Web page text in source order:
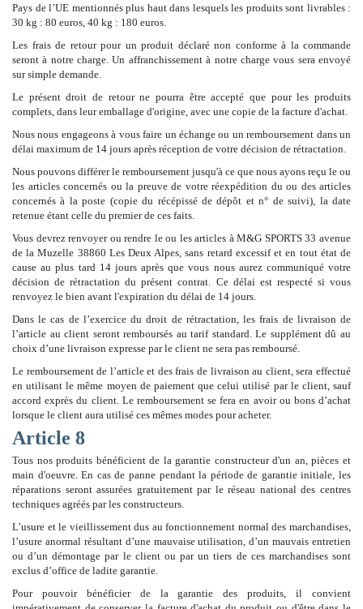
Pays de l’UE mentionnés plus haut dans lesquels les produits sont livrables :
30 kg : 80 euros, 40 kg : 180 euros.
Les frais de retour pour un produit déclaré non conforme à la commande
seront à notre charge. Un affranchissement à notre charge vous sera envoyé
sur simple demande.
Le présent droit de retour ne pourra être accepté que pour les produits
complets, dans leur emballage d'origine, avec une copie de la facture d'achat.
Nous nous engageons à vous faire un échange ou un remboursement dans un
délai maximum de 14 jours après réception de votre décision de rétractation.
Nous pouvons différer le remboursement jusqu'à ce que nous ayons reçu le ou
les articles concernés ou la preuve de votre réexpédition du ou des articles
concernés à la poste (copie du récépissé de dépôt et n° de suivi), la date
retenue étant celle du premier de ces faits.
Vous devrez renvoyer ou rendre le ou les articles à M&G SPORTS 33 avenue
de la Muzelle 38860 Les Deux Alpes, sans retard excessif et en tout état de
cause au plus tard 14 jours après que vous nous aurez communiqué votre
décision de rétractation du présent contrat. Ce délai est respecté si vous
renvoyez le bien avant l'expiration du délai de 14 jours.
Dans le cas de l’exercice du droit de rétractation, les frais de livraison de
l’article au client seront remboursés au tarif standard. Le supplément dû au
choix d’une livraison expresse par le client ne sera pas remboursé.
Le remboursement de l’article et des frais de livraison au client, sera effectué
en utilisant le même moyen de paiement que celui utilisé par le client, sauf
accord exprès du client. Le remboursement se fera en avoir ou bons d’achat
lorsque le client aura utilisé ces mêmes modes pour acheter.
Article 8
Tous nos produits bénéficient de la garantie constructeur d'un an, pièces et
main d'oeuvre. En cas de panne pendant la période de garantie initiale, les
réparations seront assurées gratuitement par le réseau national des centres
techniques agréés par les constructeurs.
L’usure et le vieillissement dus au fonctionnement normal des marchandises,
l’usure anormal résultant d’une mauvaise utilisation, d’un mauvais entretien
ou d’un démontage par le client ou par un tiers de ces marchandises sont
exclus d’office de ladite garantie.
Pour pouvoir bénéficier de la garantie des produits, il convient